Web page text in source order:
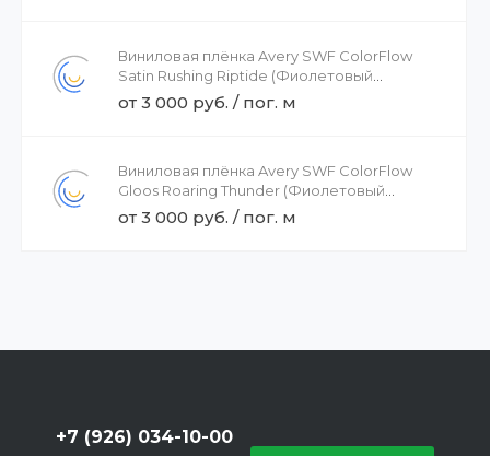
Виниловая плёнка Avery SWF ColorFlow
Satin Rushing Riptide (Фиолетовый
сатиновый хамелеон) BG7600001 , 1.52
от 3 000 руб. / пог. м
Виниловая плёнка Avery SWF ColorFlow
Gloos Roaring Thunder (Фиолетовый
глянцевый хамелеон) BJ0840001, 1.52
от 3 000 руб. / пог. м
+7 (926) 034-10-00